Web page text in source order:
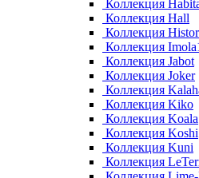
Коллекция
Коллекция Hall
Коллекция
Коллекция
Коллекция Jabot
Коллекция Joker
Коллекция
Коллекция Kiko
Коллекция Koala
Коллекция Koshi
Коллекция Kuni
Коллекция